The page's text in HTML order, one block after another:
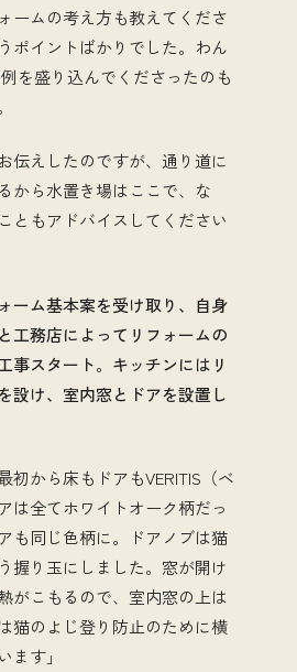
ームの考え方も教えてくださ
ポイントばかりでした。わん
を盛り込んでくださったのも
伝えしたのですが、通り道に
から水置き場はここで、な
ともアドバイスしてください
ーム基本案を受け取り、自身
工務店によってリフォームの
事スタート。キッチンにはリ
設け、室内窓とドアを設置し
初から床もドアもVERITIS（ベ
は全てホワイトオーク柄だっ
も同じ色柄に。ドアノブは猫
握り玉にしました。窓が開け
がこもるので、室内窓の上は
猫のよじ登り防止のために横
す」